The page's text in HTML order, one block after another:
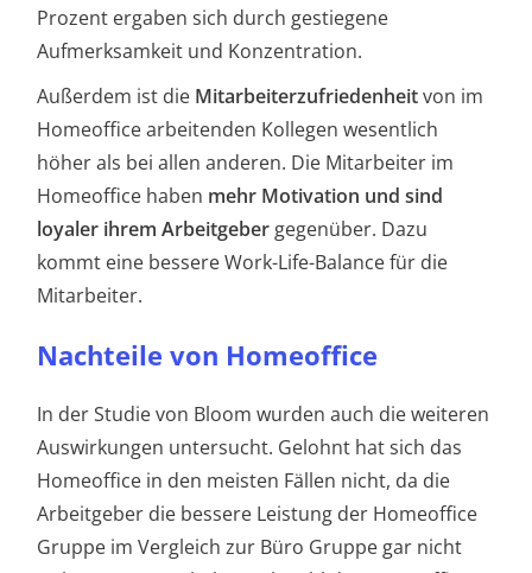
Prozent ergaben sich durch gestiegene
Aufmerksamkeit und Konzentration.
Außerdem ist die Mitarbeiterzufriedenheitvon im
Homeoffice arbeitenden Kollegen wesentlich
höher als bei allen anderen. Die Mitarbeiter im
Homeoffice haben mehr Motivation und sind
loyaler ihrem Arbeitgeber gegenüber. Dazu
kommt eine bessere Work-Life-Balance für die
Mitarbeiter.
Nachteile von Homeoffice
In der Studie von Bloom wurden auch die weiteren
Auswirkungen untersucht. Gelohnt hat sich das
Homeoffice in den meisten Fällen nicht, da die
Arbeitgeber die bessere Leistung der Homeoffice
Gruppe im Vergleich zur Büro Gruppe gar nicht